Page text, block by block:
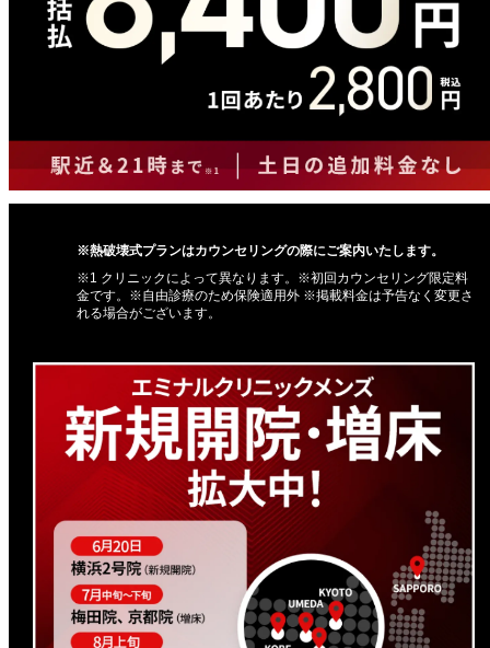
※熱破壊式プランはカウンセリングの際にご案内いたします。
※1 クリニックによって異なります。※初回カウンセリング限定料
金です。※自由診療のため保険適用外 ※掲載料金は予告なく変更さ
れる場合がございます。